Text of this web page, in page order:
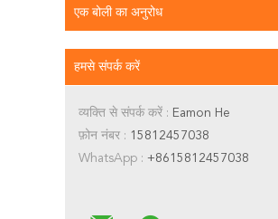
एक बोली का अनुरोध
हमसे संपर्क करें
व्यक्ति से संपर्क करें : Eamon He
फ़ोन नंबर : 15812457038
WhatsApp : +8615812457038